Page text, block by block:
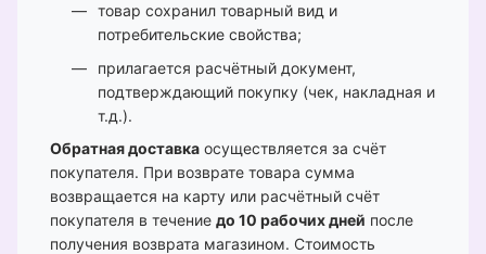
товар сохранил товарный вид и
потребительские свойства;
прилагается расчётный документ,
подтверждающий покупку (чек, накладная и
т.д.).
Обратная доставка осуществляется за счёт
покупателя. При возврате товара сумма
возвращается на карту или расчётный счёт
покупателя в течение до 10 рабочих дней после
получения возврата магазином. Стоимость